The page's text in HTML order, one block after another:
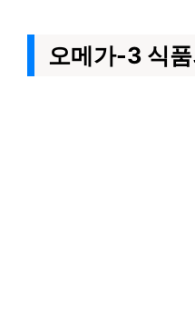
오메가-3 식